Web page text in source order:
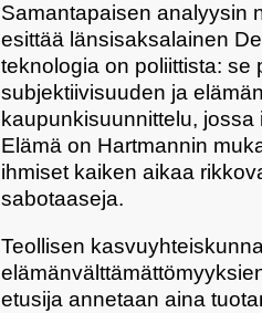
Samantapaisen analyysin
esittää länsisaksalainen
teknologia on poliittista: se
subjektiivisuuden ja
kaupunkisuunnittelu,
Elämä on Hartmannin
ihmiset kaiken aikaa
sabotaaseja.
Teollisen
etusija annetaan aina